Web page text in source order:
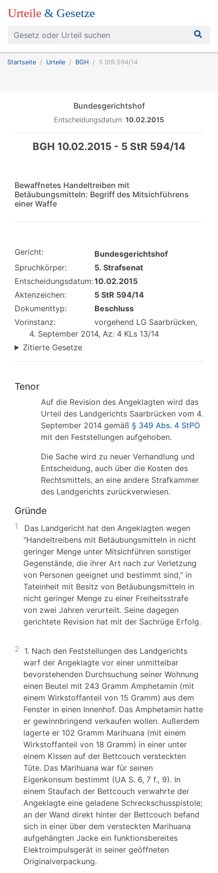
Urteile & Gesetze
Startseite Urteile BGH 5 StR 594/14
Bundesgerichtshof
Entscheidungsdatum: 10.02.2015
BGH 10.02.2015 - 5 StR 594/14
Bewaffnetes Handeltreiben mit
Betäubungsmitteln: Begriff des Mitsichführens
einer Waffe
Gericht:
Bundesgerichtshof
Spruchkörper:
5. Strafsenat
Entscheidungsdatum:10.02.2015
Aktenzeichen:
5 StR 594/14
Dokumenttyp:
Beschluss
Vorinstanz:
vorgehend LG Saarbrücken,
4. September 2014, Az: 4 KLs 13/14
Zitierte Gesetze
Tenor
Auf die Revision des Angeklagten wird das
Urteil des Landgerichts Saarbrücken vom 4.
September 2014 gemäß § 349 Abs. 4 StPO
mit den Feststellungen aufgehoben.
Die Sache wird zu neuer Verhandlung und
Entscheidung, auch über die Kosten des
Rechtsmittels, an eine andere Strafkammer
des Landgerichts zurückverwiesen.
Gründe
1
Das Landgericht hat den Angeklagten wegen
"Handeltreibens mit Betäubungsmitteln in nicht
geringer Menge unter Mitsichführen sonstiger
Gegenstände, die ihrer Art nach zur Verletzung
von Personen geeignet und bestimmt sind," in
Tateinheit mit Besitz von Betäubungsmitteln in
nicht geringer Menge zu einer Freiheitsstrafe
von zwei Jahren verurteilt. Seine dagegen
gerichtete Revision hat mit der Sachrüge Erfolg.
2 1. Nach den Feststellungen des Landgerichts
warf der Angeklagte vor einer unmittelbar
bevorstehenden Durchsuchung seiner Wohnung
einen Beutel mit 243 Gramm Amphetamin (mit
einem Wirkstoffanteil von 15 Gramm) aus dem
Fenster in einen Innenhof. Das Amphetamin hatte
er gewinnbringend verkaufen wollen. Außerdem
lagerte er 102 Gramm Marihuana (mit einem
Wirkstoffanteil von 18 Gramm) in einer unter
einem Kissen auf der Bettcouch versteckten
Tüte. Das Marihuana war für seinen
Eigenkonsum bestimmt (UA S. 6, 7 f., 9). In
einem Staufach der Bettcouch verwahrte der
Angeklagte eine geladene Schreckschusspistole;
an der Wand direkt hinter der Bettcouch befand
sich in einer über dem versteckten Marihuana
aufgehängten Jacke ein funktionsbereites
Elektroimpulsgerät in seiner geöffneten
Originalverpackung.